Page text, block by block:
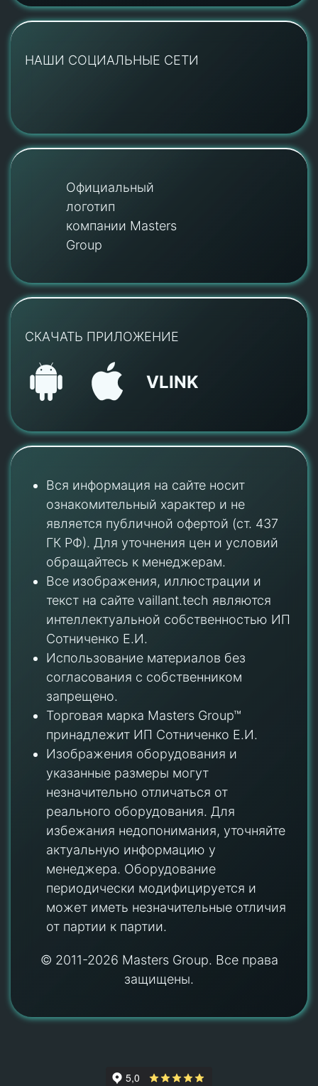
НАШИ СОЦИАЛЬНЫЕ СЕТИ
Официальный
логотип
компании Masters
Group
СКАЧАТЬ ПРИЛОЖЕНИЕ
VLINK
Вся информация на сайте носит
ознакомительный характер и не
является публичной офертой (ст. 437
ГК РФ). Для уточнения цен и условий
обращайтесь к менеджерам.
Все изображения, иллюстрации и
текст на сайте vaillant.tech являются
интеллектуальной собственностью ИП
Сотниченко Е.И.
Использование материалов без
согласования с собственником
запрещено.
Торговая марка Masters Group™
принадлежит ИП Сотниченко Е.И.
Изображения оборудования и
указанные размеры могут
незначительно отличаться от
реального оборудования. Для
избежания недопонимания, уточняйте
актуальную информацию у
менеджера. Оборудование
периодически модифицируется и
может иметь незначительные отличия
от партии к партии.
© 2011-2026 Masters Group. Все права
защищены.